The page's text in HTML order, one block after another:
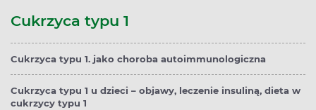
Cukrzyca typu 1
Cukrzyca typu 1. jako choroba autoimmunologiczna
Cukrzyca typu 1 u dzieci – objawy, leczenie insuliną, dieta w
cukrzycy typu 1